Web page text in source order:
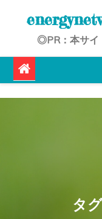
◎PR：本サイ
タ